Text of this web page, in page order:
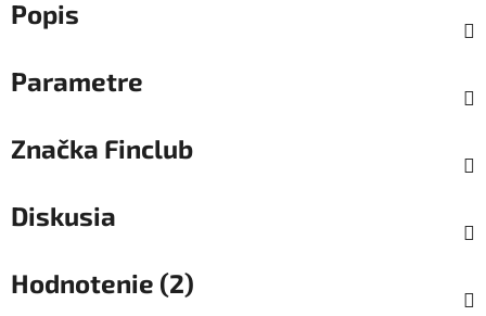
Popis
Parametre
Značka Finclub
Diskusia
Hodnotenie (2)